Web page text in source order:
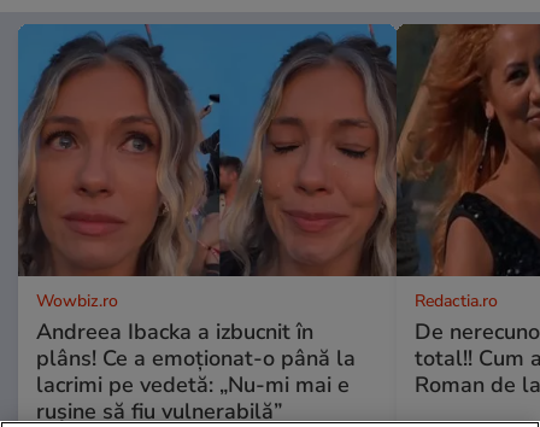
Wowbiz.ro
Andreea Ibacka a izbucnit în
plâns! Ce a emoționat-o până la
lacrimi pe vedetă: „Nu-mi mai e
rușine să fiu vulnerabilă”
Redactia.ro
De
total!! Cum
Roman de